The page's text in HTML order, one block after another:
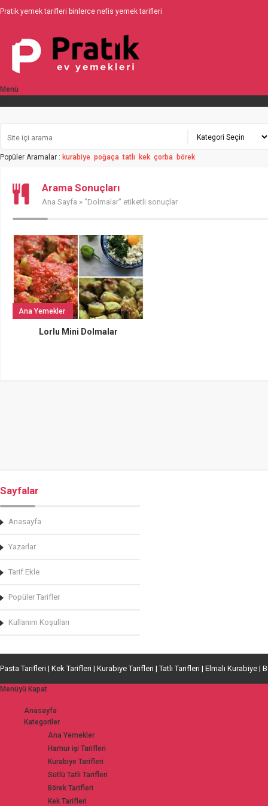
Pratik yemek tarifleri binlerce nefis yemek tarifleri
Menü
Popüler Aramalar : kurabiye poğaça tatlı kek çorba börek
Arama Sonuçları
Ana Sayfa » "Dolmalar" etiketli sonuçlar
Ana Yemekler
Lorlu Mini Dolmalar
Sayfalar
Anasayfa
Yazarlar
Tarif Ekle
Popüler Tarifler
Kullanım Koşulları
Pasta Tarifleri | Kek Tarifleri | Kurabiye Tarifleri | Tatlı Tarifleri | Elmalı Kurabiye |
Menüyü Kapat
Anasayfa
Kategoriler
Ana Yemekler
Hamur işi Tarifleri
Kurabiye Tarifleri
Sütlü Tatlı Tarifleri
Börek Tarifleri
Kek Tarifleri